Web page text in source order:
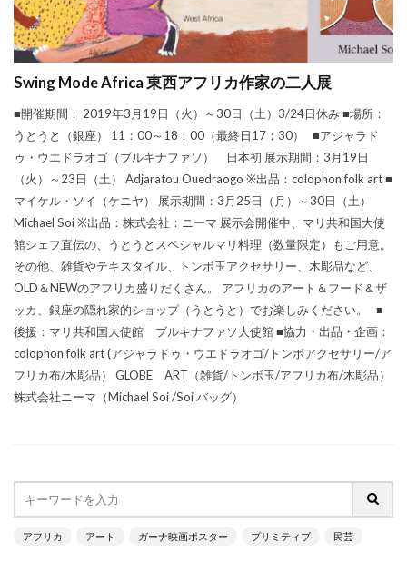
Swing Mode Africa 東西アフリカ作家の二人展
■開催期間： 2019年3月19日（火）～30日（土）3/24日休み ■場所：
うとうと（銀座） 11：00～18：00（最終日17：30） ■アジャラド
ゥ・ウエドラオゴ（ブルキナファソ） 日本初 展示期間：3月19日
（火）～23日（土） Adjaratou Ouedraogo ※出品：colophon folk art ■
マイケル・ソイ（ケニヤ） 展示期間：3月25日（月）～30日（土）
Michael Soi ※出品：株式会社：ニーマ 展示会開催中、マリ共和国大使
館シェフ直伝の、うとうとスペシャルマリ料理（数量限定）もご用意。
その他、雑貨やテキスタイル、トンボ玉アクセサリー、木彫品など、
OLD＆NEWのアフリカ盛りだくさん。 アフリカのアート＆フード＆ザ
ッカ、銀座の隠れ家的ショップ（うとうと）でお楽しみください。 ■
後援：マリ共和国大使館 ブルキナファソ大使館 ■協力・出品・企画：
colophon folk art (アジャラドゥ・ウエドラオゴ/トンボアクセサリー/ア
フリカ布/木彫品） GLOBE ART（雑貨/トンボ玉/アフリカ布/木彫品）
株式会社ニーマ（Michael Soi /Soi バッグ）
アフリカ アート ガーナ映画ポスター プリミティブ 民芸